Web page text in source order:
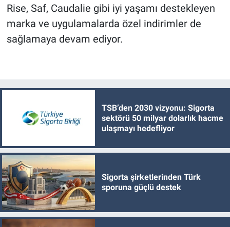
Rise, Saf, Caudalie gibi iyi yaşamı destekleyen
marka ve uygulamalarda özel indirimler de
sağlamaya devam ediyor.
TSB’den 2030 vizyonu: Sigorta
sektörü 50 milyar dolarlık hacme
ulaşmayı hedefliyor
Sigorta şirketlerinden Türk
sporuna güçlü destek